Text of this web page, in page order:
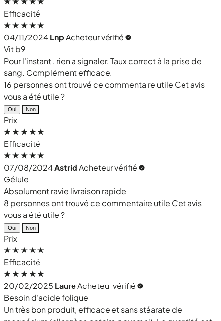
Efficacité
04/11/2024LnpAcheteur vérifié
Vit b9
Pour l'instant , rien a signaler. Taux correct à la prise de
sang. Complément efficace.
16 personnes ont trouvé ce commentaire utile Cet avis
vous a été utile ?
Oui Non
Prix
Efficacité
07/08/2024AstridAcheteur vérifié
Gélule
Absolument ravie livraison rapide
8 personnes ont trouvé ce commentaire utile Cet avis
vous a été utile ?
Oui Non
Prix
Efficacité
20/02/2025 LaureAcheteur vérifié
Besoin d'acide folique
Un très bon produit, efficace et sans stéarate de